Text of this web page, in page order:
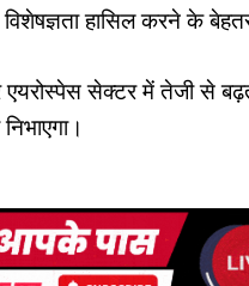
हासिल करने के
एयरोस्पेस सेक्टर में तेजी से